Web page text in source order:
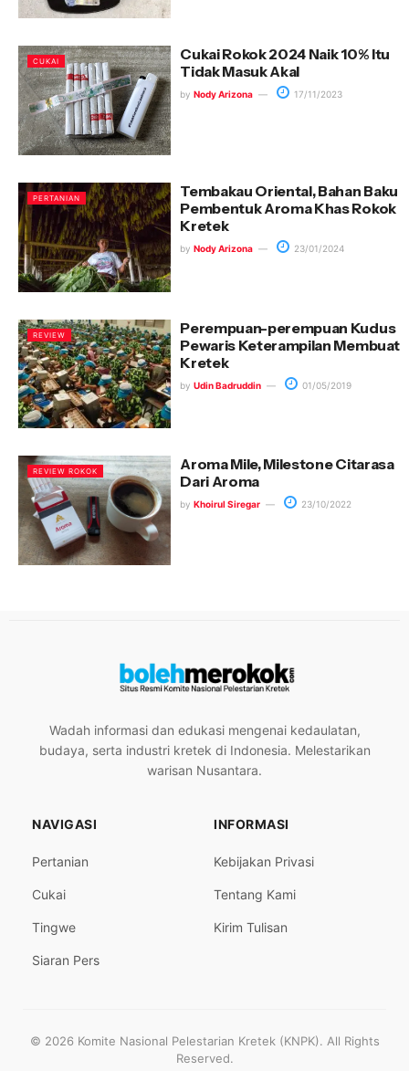
CUKAI
Cukai Rokok 2024 Naik 10% Itu
Tidak Masuk Akal
by Nody Arizona 17/11/2023
PERTANIAN
Tembakau Oriental, Bahan Baku
Pembentuk Aroma Khas Rokok
Kretek
by Nody Arizona 23/01/2024
REVIEW
Perempuan-perempuan Kudus
Pewaris Keterampilan Membuat
Kretek
by Udin Badruddin 01/05/2019
REVIEW ROKOK
Aroma Mile, Milestone Citarasa
Dari Aroma
by Khoirul Siregar 23/10/2022
Wadah informasi dan edukasi mengenai kedaulatan,
budaya, serta industri kretek di Indonesia. Melestarikan
warisan Nusantara.
NAVIGASI
Pertanian
Cukai
Tingwe
Siaran Pers
INFORMASI
Kebijakan Privasi
Tentang Kami
Kirim Tulisan
© 2026 Komite Nasional Pelestarian Kretek (KNPK). All Rights
Reserved.